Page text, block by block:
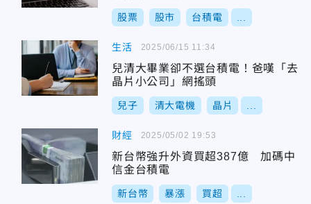
股票 股市 台積電
生活
兒清大畢業卻不選台積電！爸嘆「去
晶片小公司」網搖頭
兒子 清大電機 晶片
2025/06/15 11:34
財經
新台幣強升外資買超387億 加碼中
信金台積電
新台幣 暴漲 買超
2025/05/02 19:53